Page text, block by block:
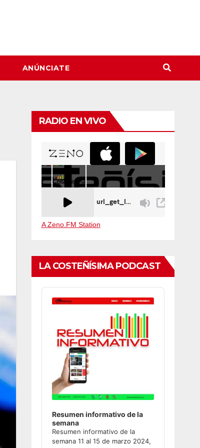
ANÚNCIATE
RADIO EN VIVO
A Zeno.FM Station
LA COSTEÑÍSIMA PODCAST
Audio
Player
Resumen informativo de la
semana
Resumen informativo de la
semana 11 al 15 de marzo 2024,